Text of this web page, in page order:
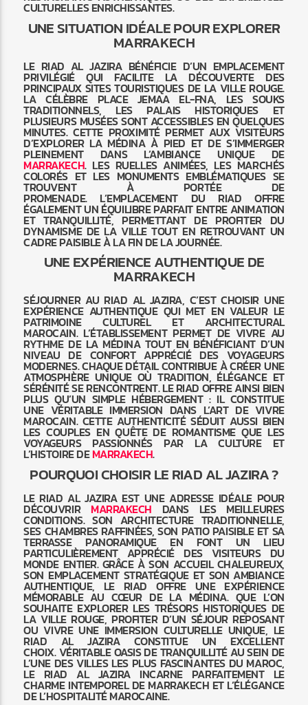
CULTURELLES ENRICHISSANTES.
UNE SITUATION IDÉALE POUR EXPLORER
MARRAKECH
LE RIAD AL JAZIRA BÉNÉFICIE D’UN EMPLACEMENT
PRIVILÉGIÉ QUI FACILITE LA DÉCOUVERTE DES
PRINCIPAUX SITES TOURISTIQUES DE LA VILLE ROUGE.
LA CÉLÈBRE PLACE JEMAA EL-FNA, LES SOUKS
TRADITIONNELS, LES PALAIS HISTORIQUES ET
PLUSIEURS MUSÉES SONT ACCESSIBLES EN QUELQUES
MINUTES. CETTE PROXIMITÉ PERMET AUX VISITEURS
D’EXPLORER LA MÉDINA À PIED ET DE S’IMMERGER
PLEINEMENT DANS L’AMBIANCE UNIQUE DE
MARRAKECH. LES RUELLES ANIMÉES, LES MARCHÉS
COLORÉS ET LES MONUMENTS EMBLÉMATIQUES SE
TROUVENT À PORTÉE DE
PROMENADE. L’EMPLACEMENT DU RIAD OFFRE
ÉGALEMENT UN ÉQUILIBRE PARFAIT ENTRE ANIMATION
ET TRANQUILLITÉ, PERMETTANT DE PROFITER DU
DYNAMISME DE LA VILLE TOUT EN RETROUVANT UN
CADRE PAISIBLE À LA FIN DE LA JOURNÉE.
UNE EXPÉRIENCE AUTHENTIQUE DE
MARRAKECH
SÉJOURNER AU RIAD AL JAZIRA, C’EST CHOISIR UNE
EXPÉRIENCE AUTHENTIQUE QUI MET EN VALEUR LE
PATRIMOINE CULTUREL ET ARCHITECTURAL
MAROCAIN. L’ÉTABLISSEMENT PERMET DE VIVRE AU
RYTHME DE LA MÉDINA TOUT EN BÉNÉFICIANT D’UN
NIVEAU DE CONFORT APPRÉCIÉ DES VOYAGEURS
MODERNES. CHAQUE DÉTAIL CONTRIBUE À CRÉER UNE
ATMOSPHÈRE UNIQUE OÙ TRADITION, ÉLÉGANCE ET
SÉRÉNITÉ SE RENCONTRENT. LE RIAD OFFRE AINSI BIEN
PLUS QU’UN SIMPLE HÉBERGEMENT : IL CONSTITUE
UNE VÉRITABLE IMMERSION DANS L’ART DE VIVRE
MAROCAIN. CETTE AUTHENTICITÉ SÉDUIT AUSSI BIEN
LES COUPLES EN QUÊTE DE ROMANTISME QUE LES
VOYAGEURS PASSIONNÉS PAR LA CULTURE ET
L’HISTOIRE DEMARRAKECH.
POURQUOI CHOISIR LE RIAD AL JAZIRA ?
LE RIAD AL JAZIRA EST UNE ADRESSE IDÉALE POUR
DÉCOUVRIRMARRAKECH DANS LES MEILLEURES
CONDITIONS. SON ARCHITECTURE TRADITIONNELLE,
SES CHAMBRES RAFFINÉES, SON PATIO PAISIBLE ET SA
TERRASSE PANORAMIQUE EN FONT UN LIEU
PARTICULIÈREMENT APPRÉCIÉ DES VISITEURS DU
MONDE ENTIER. GRÂCE À SON ACCUEIL CHALEUREUX,
SON EMPLACEMENT STRATÉGIQUE ET SON AMBIANCE
AUTHENTIQUE, LE RIAD OFFRE UNE EXPÉRIENCE
MÉMORABLE AU CŒUR DE LA MÉDINA. QUE L’ON
SOUHAITE EXPLORER LES TRÉSORS HISTORIQUES DE
LA VILLE ROUGE, PROFITER D’UN SÉJOUR REPOSANT
OU VIVRE UNE IMMERSION CULTURELLE UNIQUE, LE
RIAD AL JAZIRA CONSTITUE UN EXCELLENT
CHOIX. VÉRITABLE OASIS DE TRANQUILLITÉ AU SEIN DE
L’UNE DES VILLES LES PLUS FASCINANTES DU MAROC,
LE RIAD AL JAZIRA INCARNE PARFAITEMENT LE
CHARME INTEMPOREL DE MARRAKECH ET L’ÉLÉGANCE
DE L’HOSPITALITÉ MAROCAINE.